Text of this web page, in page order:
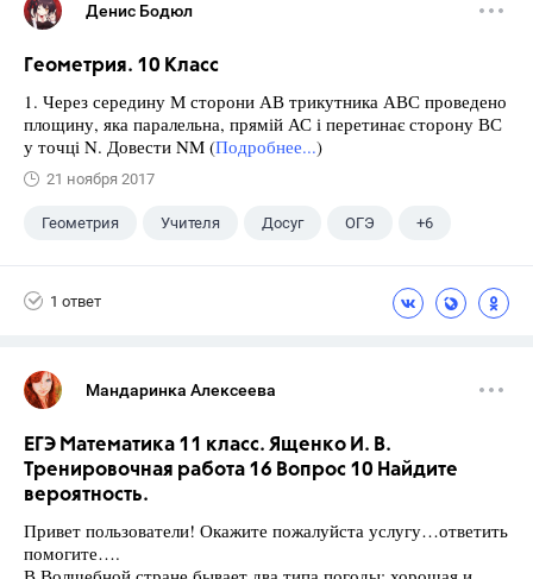
Денис Бодюл
Геометрия. 10 Класс
1. Через середину М сторони АВ трикутника АВС проведено
площину, яка паралельна, прямій АС і перетинає сторону ВС
у точці N. Довести NM (Подробнее...)
21 ноября 2017
Геометрия Учителя Досуг ОГЭ +6
1 ответ
Мандаринка Алексеева
ЕГЭ Математика 11 класс. Ященко И. В.
Тренировочная работа 16 Вопрос 10 Найдите
вероятность.
Привет пользователи! Окажите пожалуйста услугу…ответить
помогите….